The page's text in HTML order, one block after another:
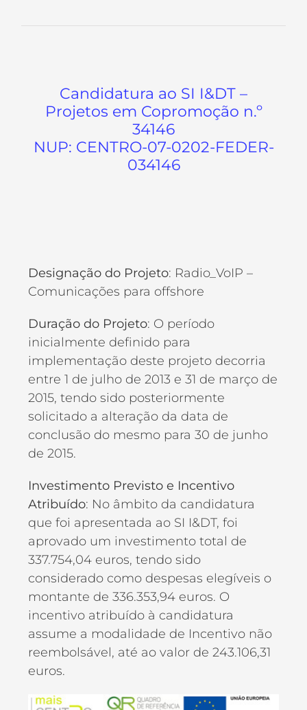
Candidatura ao SI I&DT –
Projetos em Copromoção n.º
34146
NUP: CENTRO-07-0202-FEDER-
034146
Designação do Projeto: Radio_VoIP –
Comunicações para offshore
Duração do Projeto: O período
inicialmente definido para
implementação deste projeto decorria
entre 1 de julho de 2013 e 31 de março de
2015, tendo sido posteriormente
solicitado a alteração da data de
conclusão do mesmo para 30 de junho
de 2015.
Investimento Previsto e Incentivo
Atribuído: No âmbito da candidatura
que foi apresentada ao SI I&DT, foi
aprovado um investimento total de
337.754,04 euros, tendo sido
considerado como despesas elegíveis o
montante de 336.353,94 euros. O
incentivo atribuído à candidatura
assume a modalidade de Incentivo não
reembolsável, até ao valor de 243.106,31
euros.